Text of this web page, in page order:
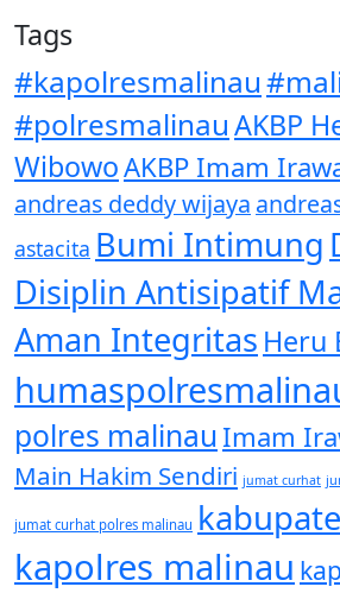
Tags
#kapolresmalinau
#polresmalinauAKBP
WibowoAKBP Imam
andreas deddy wijaya
astacita Bumi Intimung
Disiplin Antisipatif
Aman Integritas Heru
polres malinauImam
Main Hakim Sendiri jumat curhat
jumat curhat polres malinau
kapolres malinau